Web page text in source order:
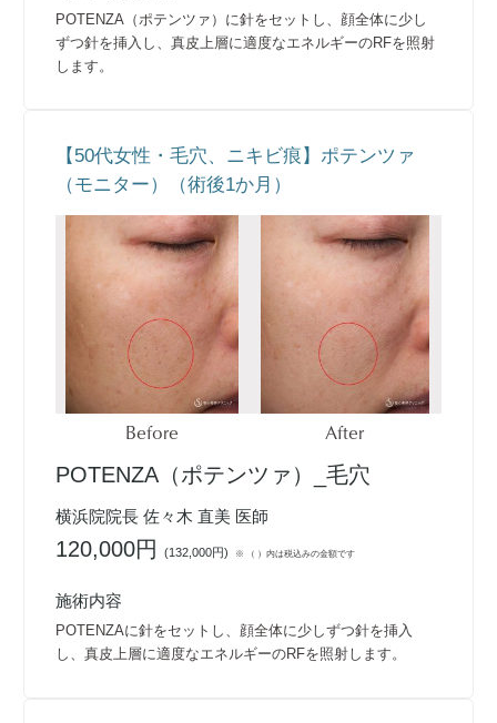
POTENZA（ポテンツァ）に針をセットし、顔全体に少し
ずつ針を挿入し、真皮上層に適度なエネルギーのRFを照射
します。
【50代女性・毛穴、ニキビ痕】ポテンツァ
（モニター）（術後1か月）
Before After
POTENZA（ポテンツァ）_毛穴
横浜院院長 佐々木 直美 医師
120,000円(132,000円) ※ （ ）内は税込みの金額です
施術内容
POTENZAに針をセットし、顔全体に少しずつ針を挿入
し、真皮上層に適度なエネルギーのRFを照射します。